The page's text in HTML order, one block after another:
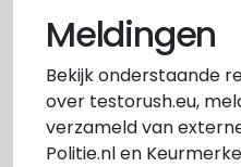
Meldingen
Bekijk onderstaande
over testorush.eu,
verzameld van
Politie.nl en